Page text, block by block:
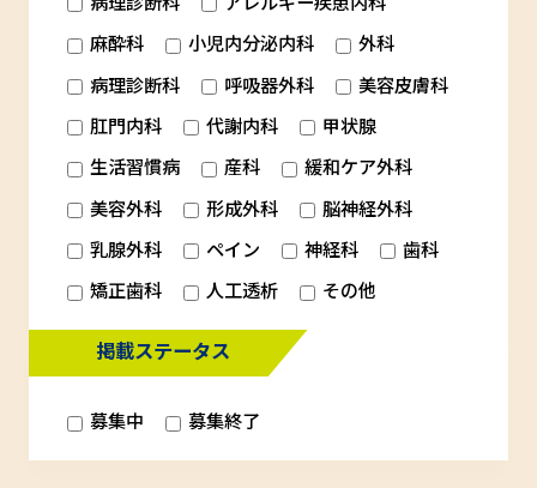
麻酔科
小児内分泌内科
外科
病理診断科
呼吸器外科
美容皮膚科
肛門内科
代謝内科
甲状腺
生活習慣病
産科
緩和ケア外科
美容外科
形成外科
脳神経外科
乳腺外科
ペイン 神経科
歯科
矯正歯科
人工透析 その他
掲載ステータス
募集中 募集終了